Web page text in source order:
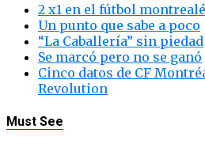
2 x1 en el fútbol
Un punto que sabe a poco
“La Caballería” sin piedad
Se marcó pero no se ganó
Cinco datos de CF
Revolution
Must See